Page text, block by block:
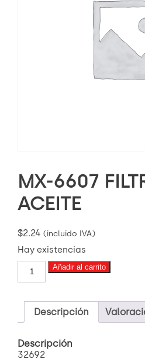
MX-6607
ACEITE
$2.24 (incluido IVA)
Hay existencias
6607
DE
ACEITE
cantidad
Añadir al carrito
Descripción
Descripción
32692